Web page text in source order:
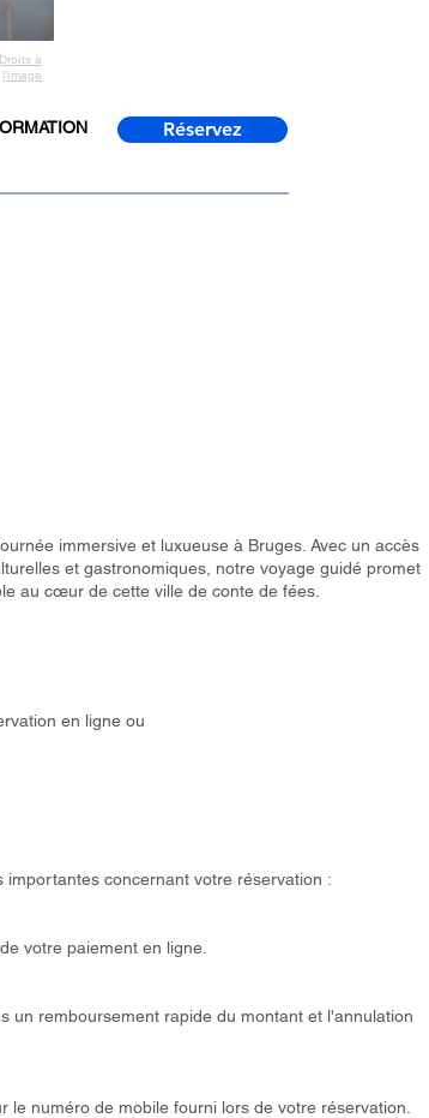
Droits à
l’image
Réservez
immersive et luxueuse à Bruges. Avec un accès
et gastronomiques, notre voyage guidé promet
au cœur de cette ville de conte de fées.
en ligne ou
importantes concernant votre réservation :
votre paiement en ligne.
un remboursement rapide du montant et l'annulation
numéro de mobile fourni lors de votre réservation.